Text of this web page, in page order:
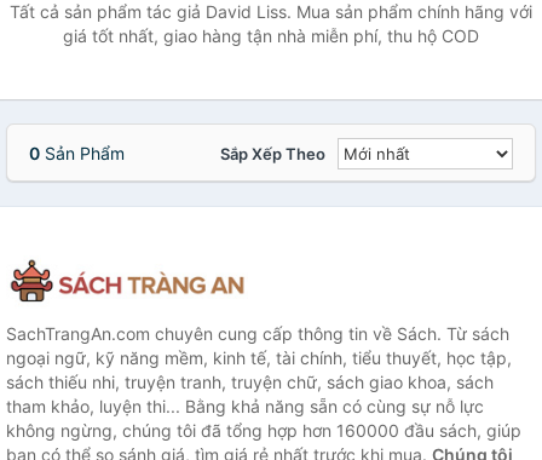
Tất cả sản phẩm tác giả David Liss. Mua sản phẩm chính hãng với
giá tốt nhất, giao hàng tận nhà miễn phí, thu hộ COD
0 Sản Phẩm Sắp Xếp Theo
SachTrangAn.com chuyên cung cấp thông tin về Sách. Từ sách
ngoại ngữ, kỹ năng mềm, kinh tế, tài chính, tiểu thuyết, học tập,
sách thiếu nhi, truyện tranh, truyện chữ, sách giao khoa, sách
tham khảo, luyện thi... Bằng khả năng sẵn có cùng sự nỗ lực
không ngừng, chúng tôi đã tổng hợp hơn 160000 đầu sách, giúp
bạn có thể so sánh giá, tìm giá rẻ nhất trước khi mua. Chúng tôi